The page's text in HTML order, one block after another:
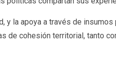
y la apoya a través de
de cohesión territorial, tanto